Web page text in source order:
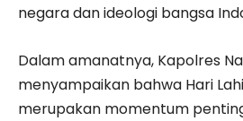
negara dan ideologi bangsa
Dalam amanatnya, Kapolres
menyampaikan bahwa Hari
merupakan momentum